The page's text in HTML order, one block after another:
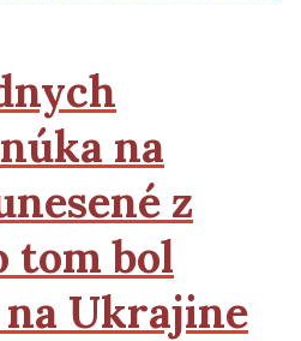
na
z
tom bol
Ukrajine